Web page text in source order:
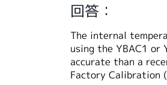
回答：
The internal
using the YBAC1
accurate than a
Factory Calibration